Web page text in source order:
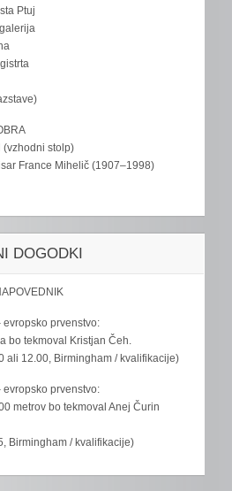
Ptuj
(vzhodni stolp)
France Mihelič (1907–1998)
DOGODKI
evropsko prvenstvo:
bo tekmoval Kristjan Čeh.
ali 12.00, Birmingham / kvalifikacije)
evropsko prvenstvo:
metrov bo tekmoval Anej Čurin
Birmingham / kvalifikacije)